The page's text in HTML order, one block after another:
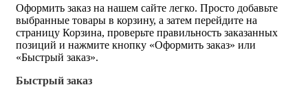
Оформить заказ на нашем сайте легко. Просто добавьте
выбранные товары в корзину, а затем перейдите на
страницу Корзина, проверьте правильность заказанных
позиций и нажмите кнопку «Оформить заказ» или
«Быстрый заказ».
Быстрый заказ